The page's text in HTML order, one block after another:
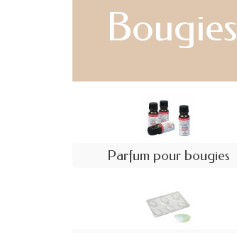
Bougies
Parfum pour bougies